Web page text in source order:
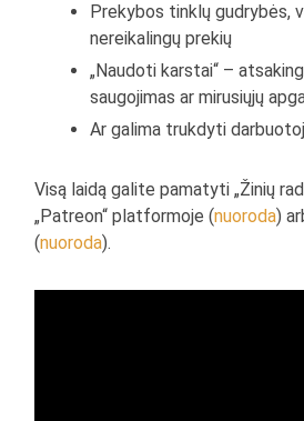
Prekybos tinklų gudrybės,
nereikalingų prekių
„Naudoti karstai“ –
saugojimas ar mirusiųjų
Ar galima trukdyti
Visą laidą galite pamatyti „Žinių
„Patreon“ platformoje (nuoroda)
(nuoroda).